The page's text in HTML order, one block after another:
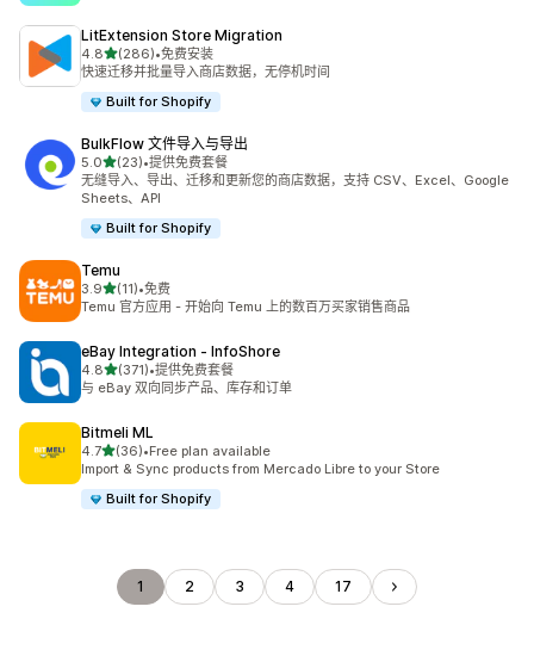
LitExtension Store Migration
4.8星（满分 5 星）
(286)
总共 286 条评论
•免费安装
快速迁移并批量导入商店数据，无停机时间
Built for Shopify
BulkFlow 文件导入与导出
5.0星（满分 5 星）
(23)
总共 23 条评论
•提供免费套餐
无缝导入、导出、迁移和更新您的商店数据，支持 CSV、Excel、Google
Sheets、API
Built for Shopify
Temu
3.9星（满分 5 星）
(11)
总共 11 条评论
•免费
Temu 官方应用 - 开始向 Temu 上的数百万买家销售商品
eBay Integration ‑ InfoShore
4.8星（满分 5 星）
(371)
总共 371 条评论
•提供免费套餐
与 eBay 双向同步产品、库存和订单
Bitmeli ML
4.7星（满分 5 星）
(36)
总共 36 条评论
•Free plan available
Import & Sync products from Mercado Libre to your Store
Built for Shopify
1 2 3 4 17